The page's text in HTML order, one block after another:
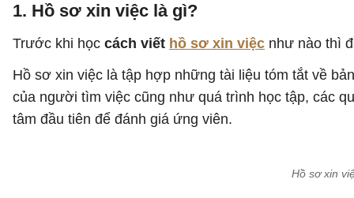
1. Hồ sơ xin việc là gì?
Trước khi học cách viết hồ sơ xin việc như nào thì
Hồ sơ xin việc là tập hợp những tài liệu tóm tắt về
của người tìm việc cũng như quá trình học tập, các
tâm đầu tiên để đánh giá ứng viên.
Hồ sơ xin